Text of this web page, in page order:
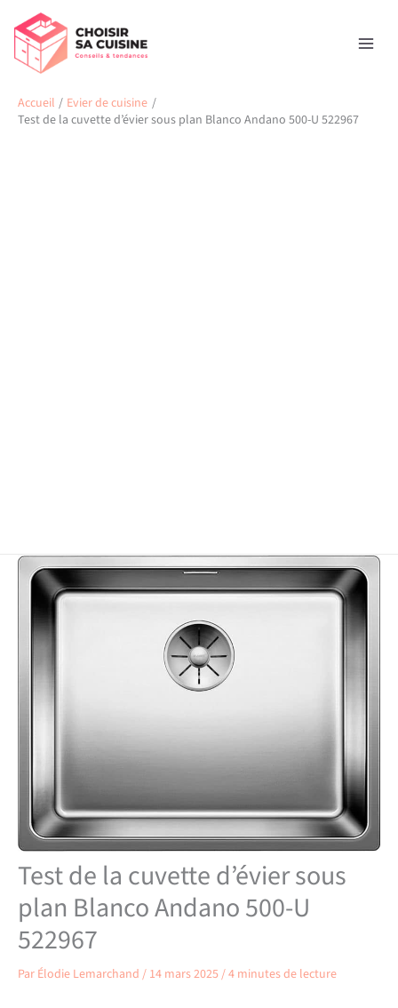
contenu
Accueil
Evier de cuisine
Test de la cuvette d’évier sous plan Blanco Andano 500-U 522967
Test de la cuvette d’évier sous
plan Blanco Andano 500-U
522967
Par Élodie Lemarchand / 14 mars 2025/4 minutes de lecture
Rechercher